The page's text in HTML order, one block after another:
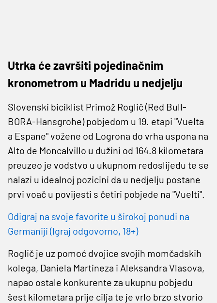
Utrka će završiti pojedinačnim
kronometrom u Madridu u nedjelju
Slovenski biciklist Primož Roglič (Red Bull-
BORA-Hansgrohe) pobjedom u 19. etapi "Vuelta
a Espane" vožene od Logrona do vrha uspona na
Alto de Moncalvillo u dužini od 164.8 kilometara
preuzeo je vodstvo u ukupnom redoslijedu te se
nalazi u idealnoj pozicini da u nedjelju postane
prvi voač u povijesti s četiri pobjede na "Vuelti".
Odigraj na svoje favorite u širokoj ponudi na
Germaniji (Igraj odgovorno, 18+)
Roglič je uz pomoć dvojice svojih momčadskih
kolega, Daniela Martineza i Aleksandra Vlasova,
napao ostale konkurente za ukupnu pobjedu
šest kilometara prije cilja te je vrlo brzo stvorio